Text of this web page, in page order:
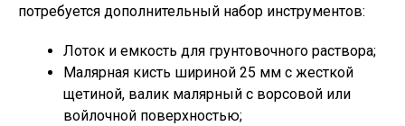
потребуется дополнительный набор инструментов:
Лоток и емкость для грунтовочного раствора;
Малярная кисть шириной 25 мм с жесткой
щетиной, валик малярный с ворсовой или
войлочной поверхностью;